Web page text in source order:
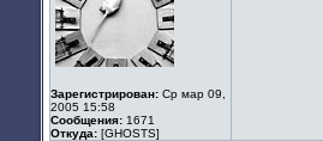
Зарегистрирован: Ср мар 09,
2005 15:58
Сообщения: 1671
Откуда: [GHOSTS]